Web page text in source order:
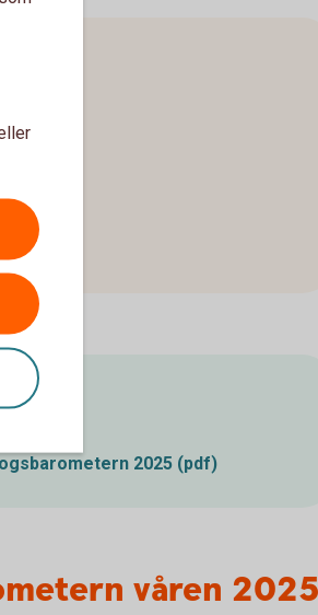
2025 (pdf)
våren 2025